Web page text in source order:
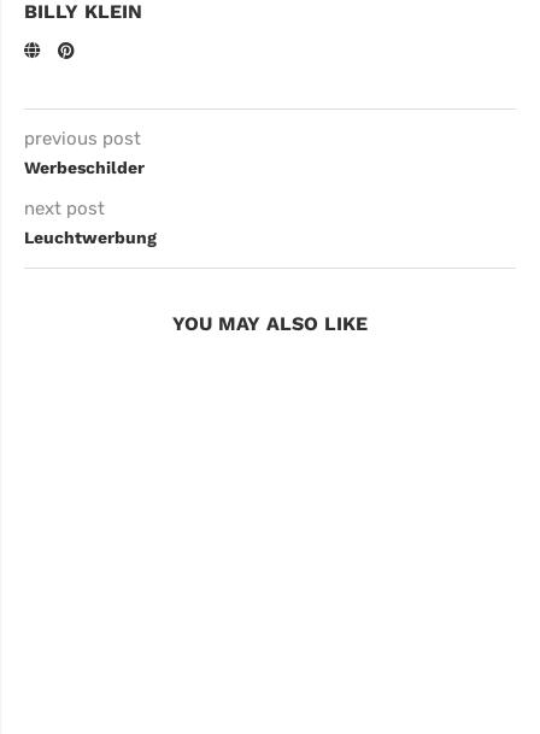
BILLY KLEIN
previous post
Werbeschilder
next post
Leuchtwerbung
YOU MAY ALSO LIKE